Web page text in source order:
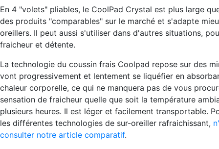
En 4 "volets" pliables, le CoolPad Crystal est plus large
des produits "comparables" sur le marché et s'adapte
oreillers. Il peut aussi s'utiliser dans d'autres situations,
fraicheur et détente.
La technologie du coussin frais Coolpad repose sur des
vont progressivement et lentement se liquéfier en
chaleur corporelle, ce qui ne manquera pas de vous
sensation de fraicheur quelle que soit la température
plusieurs heures. Il est léger et facilement transportable.
les différentes technologies de sur-oreiller rafraichissant,
consulter notre article comparatif.